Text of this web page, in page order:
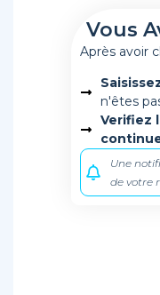
Vous
Après avoir
n'êtes
Verifiez
Une
de votre